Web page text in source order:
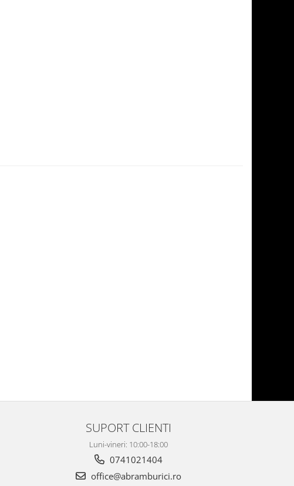
SUPORT CLIENTI
Luni-vineri: 10:00-18:00
0741021404
office@abramburici.ro